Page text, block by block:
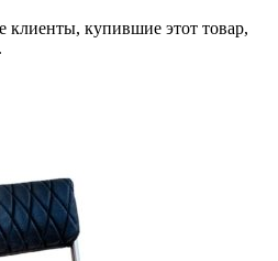
клиенты, купившие этот товар,